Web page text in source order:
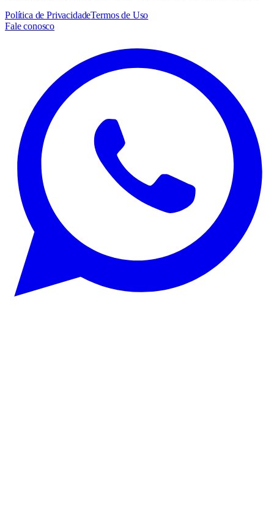
Política de PrivacidadeTermos de Uso
Fale conosco